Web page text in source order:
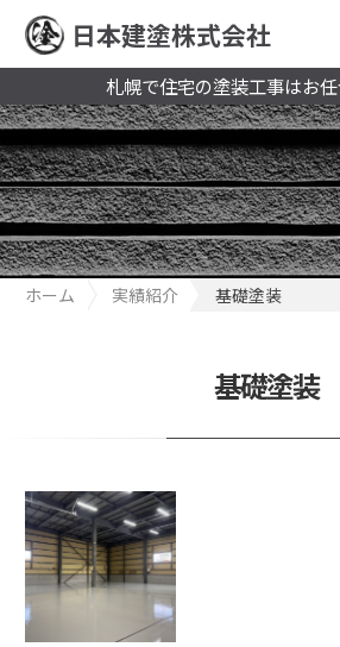
札幌で住宅の塗装工事はお任
日本建塗株式会社
ホーム 実績紹介 基礎塗装
基礎塗装